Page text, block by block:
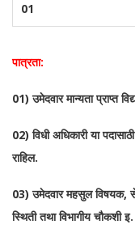
01
पात्रता:
01) उमेदवार मान्यता प्राप्त
02) विधी अधिकारी या
राहिल.
03) उमेदवार महसुल विषयक,
स्थिती तथा विभागीयचौकशी